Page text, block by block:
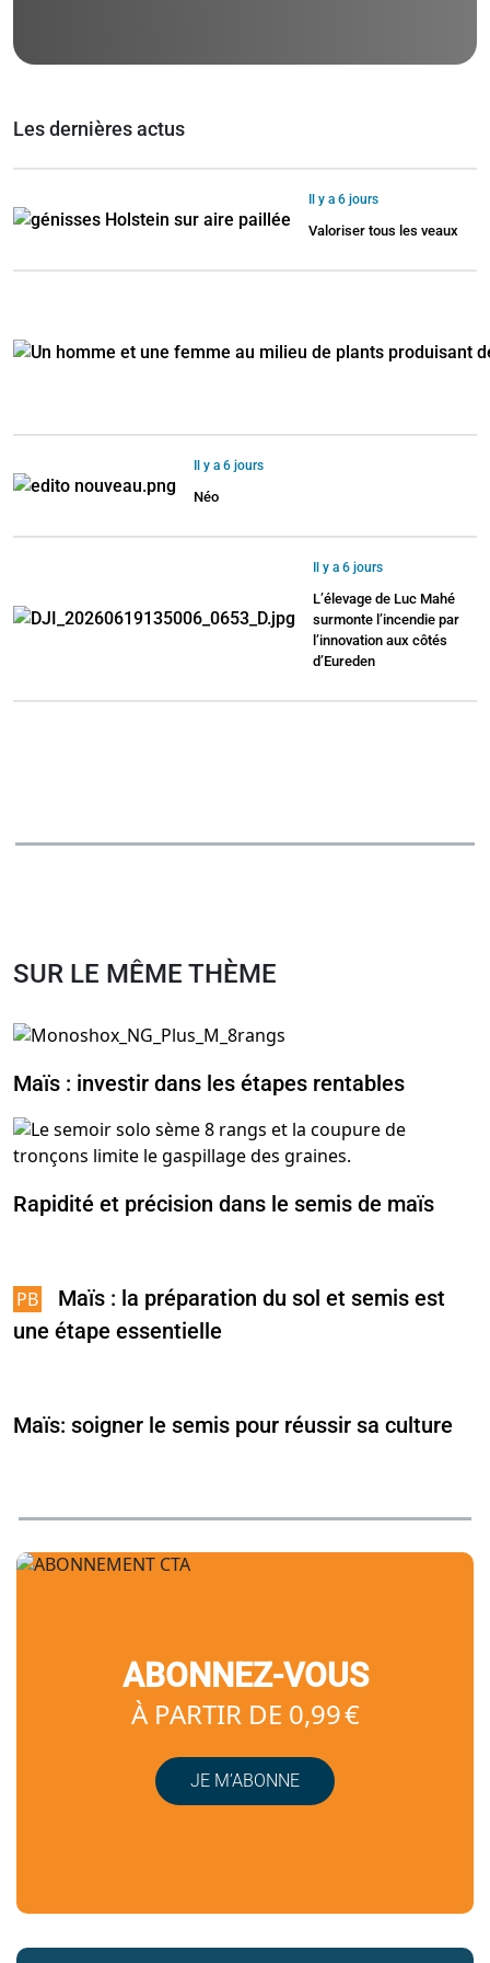
Les dernières actus
Il y a 6 jours
Valoriser tous les veaux
Il y a 6 jours
Néo
Il y a 6 jours
L’élevage de Luc Mahé
surmonte l’incendie par
l’innovation aux côtés
d’Eureden
SUR LE MÊME THÈME
Maïs : investir dans les étapes rentables
Rapidité et précision dans le semis de maïs
Maïs : la préparation du sol et semis est
une étape essentielle
Maïs: soigner le semis pour réussir sa culture
ABONNEZ-VOUS
À PARTIR DE 0,99 €
JE M’ABONNE